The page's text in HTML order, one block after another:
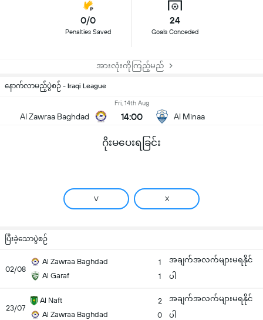
0/0
Penalties Saved
24
Goals Conceded
အားလုံးကိုကြည့်မည်
နောက်လာမည့်ပွဲစဉ် - Iraqi League
Al Zawraa Baghdad
Fri, 14th Aug
14:00 Al Minaa
ဂိုးမပေးရခြင်း
V X
ပြီးခဲ့သောပွဲစဉ်
02/08
Al Zawraa Baghdad
Al Garaf
1
1
အချက်အလက်များမရနိုင်
ပါ
23/07
Al Naft
Al Zawraa Baghdad
2
0
အချက်အလက်များမရနိုင်
ပါ